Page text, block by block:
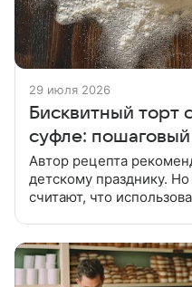
29 июля 2026
Бисквитный торт
суфле:
Автор рецепта
детскому празднику.
считают, что